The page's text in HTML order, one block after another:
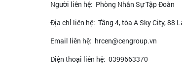
Người liên hệ: Phòng Nhân Sự Tập Đoàn
Địa chỉ liên hệ: Tầng 4, tòa A Sky City, 88
Email liên hệ: hrcen@cengroup.vn
Điện thoại liên hệ: 0399663370